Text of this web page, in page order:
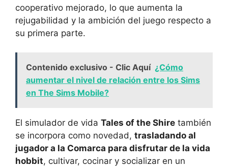
cooperativo mejorado, lo que aumenta la
rejugabilidad y la ambición del juego respecto a
su primera parte.
Contenido exclusivo - Clic Aquí ¿Cómo
aumentar el nivel de relación entre los Sims
en The Sims Mobile?
El simulador de vida Tales of the Shire también
se incorpora como novedad, trasladando al
jugador a la Comarca para disfrutar de la vida
hobbit, cultivar, cocinar y socializar en un